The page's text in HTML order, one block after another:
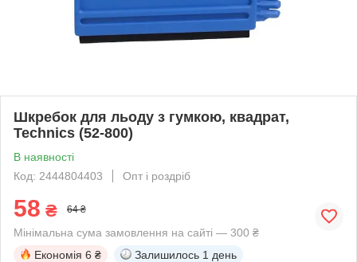
Шкребок для льоду з гумкою, квадрат,
Technics (52-800)
В наявності
Код: 2444804403
Опт і роздріб
58 ₴ 64 ₴
Мінімальна сума замовлення на сайті — 300 ₴
Економія 6 ₴ Залишилось 1 день